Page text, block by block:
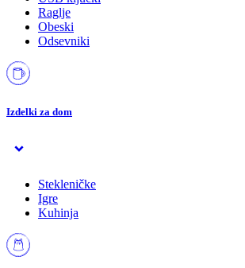
Raglje
Obeski
Odsevniki
Izdelki za dom
Stekleničke
Igre
Kuhinja